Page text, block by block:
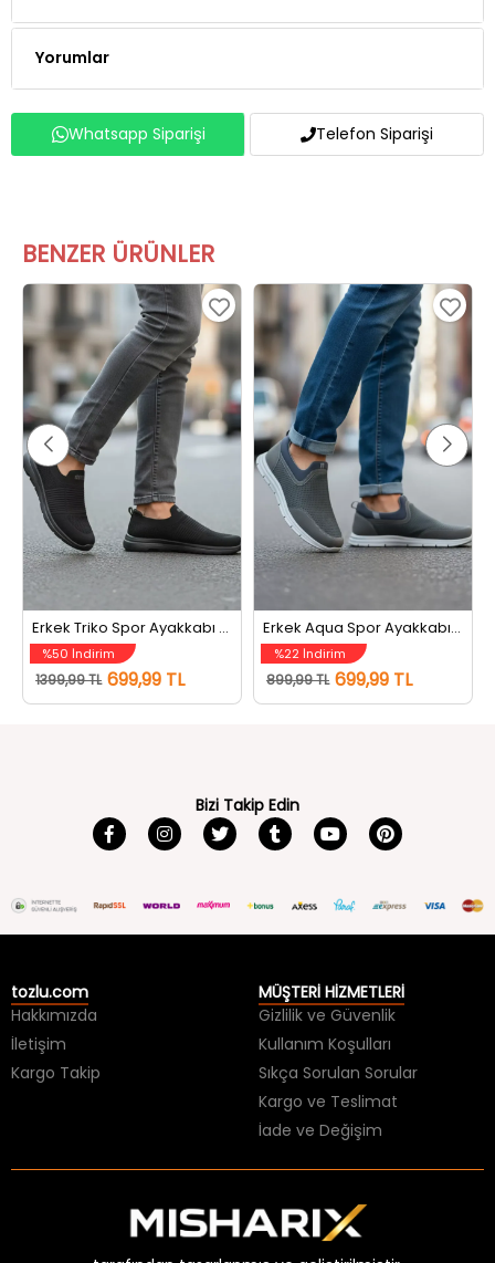
Yorumlar
Whatsapp Siparişi Telefon Siparişi
BENZER ÜRÜNLER
Erkek Triko Spor Ayakkabı Siyah
%50 İndirim
1399,99 TL 699,99 TL
Erkek Aqua Spor Ayakkabı Füme
%22 İndirim
899,99 TL 699,99 TL
Bizi Takip Edin
tozlu.com
Hakkımızda
İletişim
Kargo Takip
MÜŞTERİ HİZMETLERİ
Gizlilik ve Güvenlik
Kullanım Koşulları
Sıkça Sorulan Sorular
Kargo ve Teslimat
İade ve Değişim